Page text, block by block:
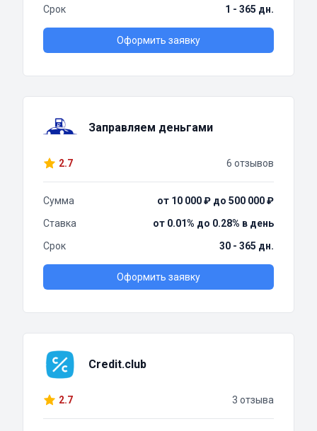
Срок
1 - 365 дн.
Оформить заявку
Заправляем деньгами
2.7 6 отзывов
Сумма
от 10 000 ₽ до 500 000 ₽
Ставка
от 0.01% до 0.28% в день
Срок
30 - 365 дн.
Оформить заявку
Credit.club
2.7 3 отзыва